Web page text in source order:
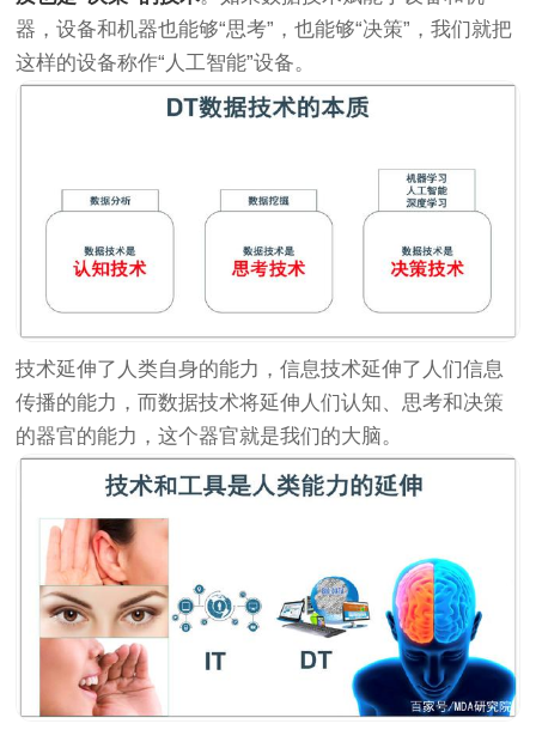
器，设备和机器也能够“思考”，也能够“决策”，我们就把
这样的设备称作“人工智能”设备。
技术延伸了人类自身的能力，信息技术延伸了人们信息
传播的能力，而数据技术将延伸人们认知、思考和决策
的器官的能力，这个器官就是我们的大脑。